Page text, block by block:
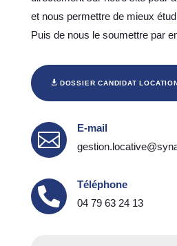
et nous permettre de mieux
Puis de nous le soumettre par
DOSSIER CANDIDAT

E-mail

Téléphone
04 79 63 24 13